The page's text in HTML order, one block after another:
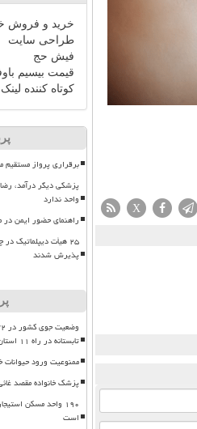
X
خرید و فروش
طراحی سایت
فیش حج
قیمت بیسیم
کوتاه کننده لینک
برقراری پرواز مستقیم
پزشکی دیگر درآمد،
واحد ندارد
راهنمای حضور ایمن در
۲۵ هیأت دیپلماتیک
پذیرش شدند
تابستانه در راه ۱۱ استان
ممنوعیت ورود حیوانات
پزشک خانواده مقصد
۱۹۰ واحد مسکن
است